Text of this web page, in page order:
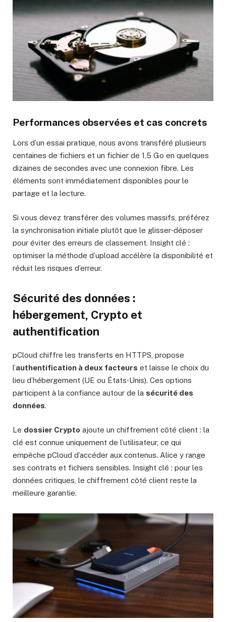
Performances observées et cas concrets
Lors d’un essai pratique, nous avons transféré plusieurs
centaines de fichiers et un fichier de 1,5 Go en quelques
dizaines de secondes avec une connexion fibre. Les
éléments sont immédiatement disponibles pour le
partage et la lecture.
Si vous devez transférer des volumes massifs, préférez
la synchronisation initiale plutôt que le glisser‑déposer
pour éviter des erreurs de classement. Insight clé :
optimiser la méthode d’upload accélère la disponibilité et
réduit les risques d’erreur.
Sécurité des données :
hébergement, Crypto et
authentification
pCloud chiffre les transferts en HTTPS, propose
l’authentification à deux facteurs et laisse le choix du
lieu d’hébergement (UE ou États‑Unis). Ces options
participent à la confiance autour de la sécurité des
données.
Le dossier Crypto ajoute un chiffrement côté client : la
clé est connue uniquement de l’utilisateur, ce qui
empêche pCloud d’accéder aux contenus. Alice y range
ses contrats et fichiers sensibles. Insight clé : pour les
données critiques, le chiffrement côté client reste la
meilleure garantie.